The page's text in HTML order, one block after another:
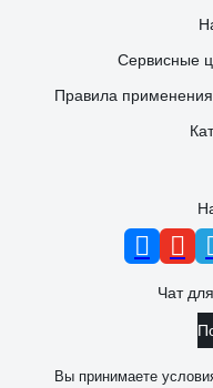
Сервисные
Правила
Чат
Вы принимаете